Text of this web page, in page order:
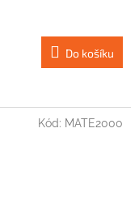
Do košíku
Kód: MATE2000